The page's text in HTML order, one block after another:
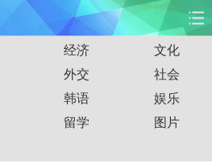
国际 财经
人事 教育
经济
文化
外交
社会
韩语
娱乐
留学
图片